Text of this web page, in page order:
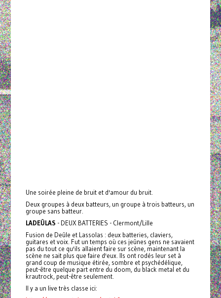
Une soirée pleine de bruit et d'amour du bruit.
Deux groupes à deux batteurs, un groupe à trois batteurs, un
groupe sans batteur.
LADEÛLAS - DEUX BATTERIES - Clermont/Lille
Fusion de Deûle et Lassolas : deux batteries, claviers,
guitares et voix. Fut un temps où ces jeûnes gens ne savaient
pas du tout ce qu'ils allaient faire sur scène, maintenant la
scène ne sait plus que faire d'eux. Ils ont rodés leur set à
grand coup de musique étirée, sombre et psychédélique,
peut-être quelque part entre du doom, du black metal et du
krautrock, peut-être seulement.
Il y a un live très classe ici: